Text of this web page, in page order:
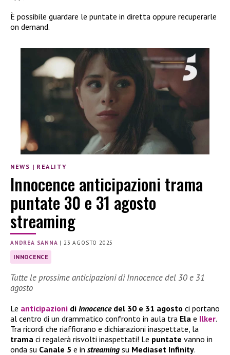
È possibile guardare le puntate in diretta oppure recuperarle
on demand.
NEWS | REALITY
Innocence anticipazioni trama
puntate 30 e 31 agosto
streaming
ANDREA SANNA |23 AGOSTO 2025
INNOCENCE
Tutte le prossime anticipazioni di Innocence del 30 e 31
agosto
Le anticipazioni di Innocencedel 30 e 31 agosto ci portano
al centro di un drammatico confronto in aula tra Ela e Ilker.
Tra ricordi che riaffiorano e dichiarazioni inaspettate, la
trama ci regalerà risvolti inaspettati! Le puntate vanno in
onda su Canale 5 e in streaming su Mediaset Infinity.